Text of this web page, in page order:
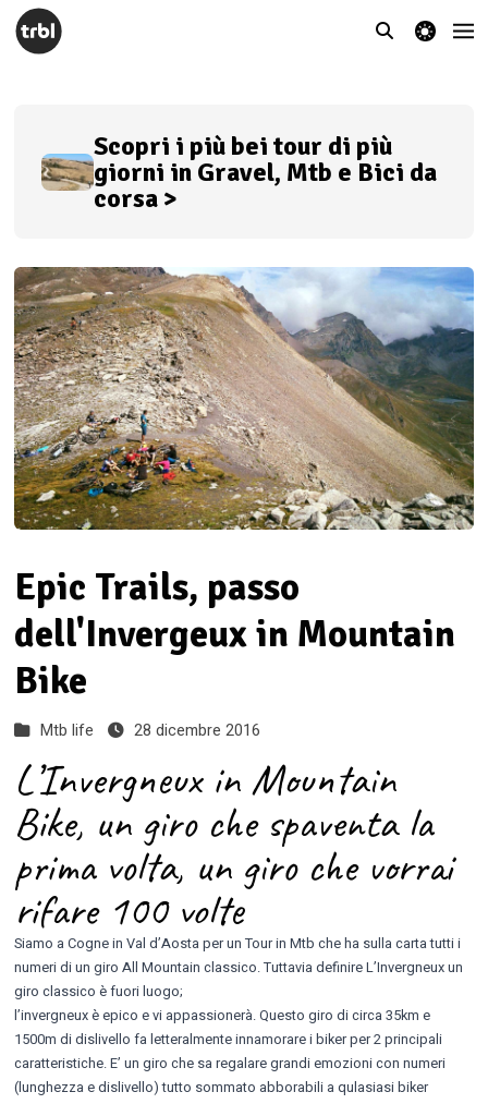
theme switcher
Scopri i più bei tour di più
giorni in Gravel, Mtb e Bici da
corsa >
Epic Trails, passo
dell'Invergeux in Mountain
Bike
Mtb life 28 dicembre 2016
L’Invergneux in Mountain
Bike, un giro che spaventa la
prima volta, un giro che vorrai
rifare 100 volte
Siamo a Cogne in Val d’Aosta per un Tour in Mtb che ha sulla carta tutti i
numeri di un giro All Mountain classico. Tuttavia definire L’Invergneux un
giro classico è fuori luogo;
l’invergneux è epico e vi appassionerà. Questo giro di circa 35km e
1500m di dislivello fa letteralmente innamorare i biker per 2 principali
caratteristiche. E’ un giro che sa regalare grandi emozioni con numeri
(lunghezza e dislivello) tutto sommato abborabili a qulasiasi biker